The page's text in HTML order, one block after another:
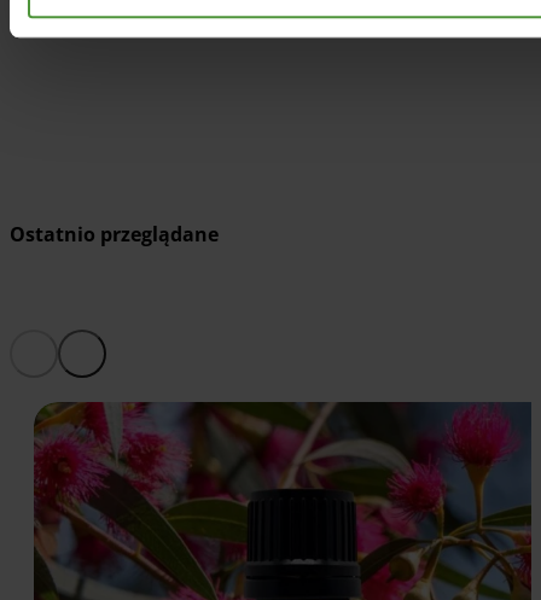
45.00zł
Ostatnio przeglądane